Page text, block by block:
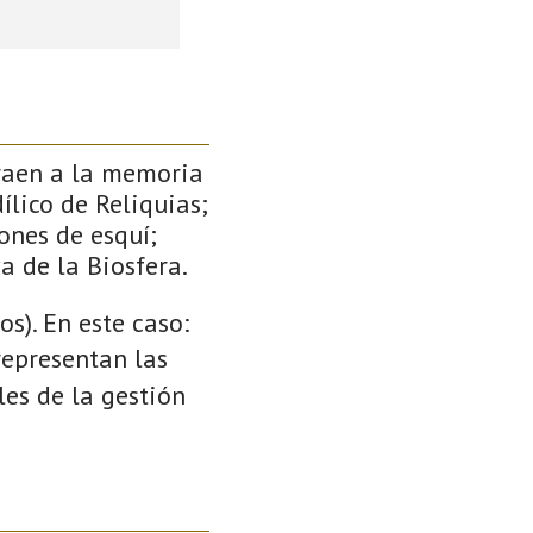
a la memoria
de Reliquias;
de esquí;
de la Biosfera.
En este caso:
las
de la gestión